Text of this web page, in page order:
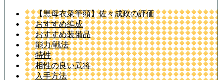
【黒母衣衆筆頭】佐々成政の評価
おすすめ編成
おすすめ装備品
能力/戦法
特性
相性の良い武将
入手方法